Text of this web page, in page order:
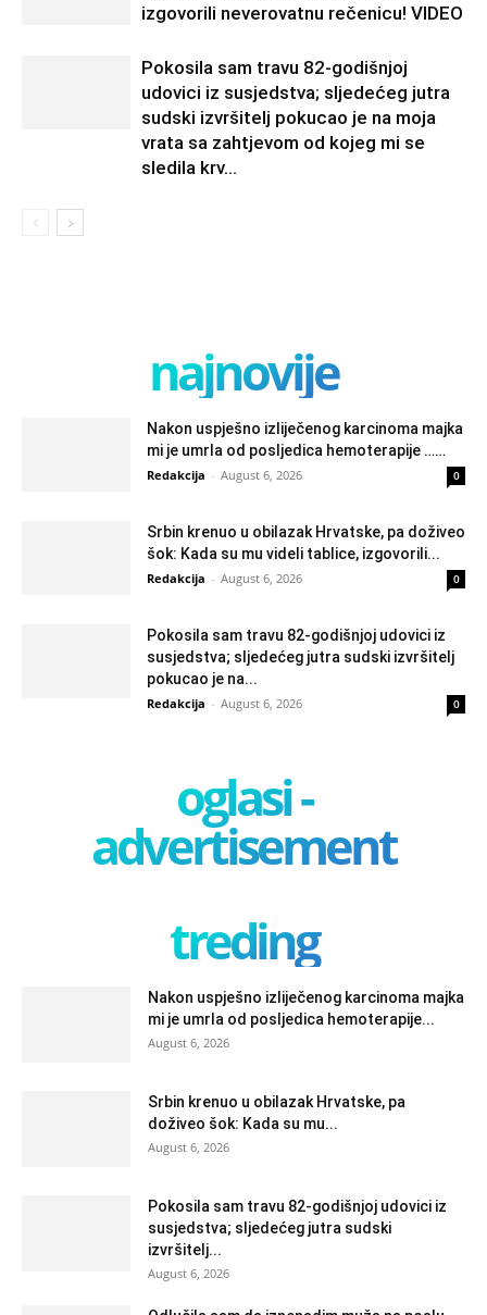
izgovorili neverovatnu rečenicu! VIDEO
Pokosila sam travu 82-godišnjoj
udovici iz susjedstva; sljedećeg jutra
sudski izvršitelj pokucao je na moja
vrata sa zahtjevom od kojeg mi se
sledila krv...
najnovije
Nakon uspješno izliječenog karcinoma majka
mi je umrla od posljedica hemoterapije ……
Redakcija - August 6, 2026 0
Srbin krenuo u obilazak Hrvatske, pa doživeo
šok: Kada su mu videli tablice, izgovorili...
Redakcija - August 6, 2026 0
Pokosila sam travu 82-godišnjoj udovici iz
susjedstva; sljedećeg jutra sudski izvršitelj
pokucao je na...
Redakcija - August 6, 2026 0
oglasi -
advertisement
treding
Nakon uspješno izliječenog karcinoma majka
mi je umrla od posljedica hemoterapije...
August 6, 2026
Srbin krenuo u obilazak Hrvatske, pa
doživeo šok: Kada su mu...
August 6, 2026
Pokosila sam travu 82-godišnjoj udovici iz
susjedstva; sljedećeg jutra sudski
izvršitelj...
August 6, 2026